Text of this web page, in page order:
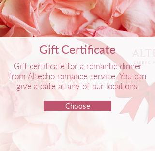
Gift Certificate
Gift certificate for a romantic dinner
from Altecho romance service. You can
give a date at any of our locations.
Choose